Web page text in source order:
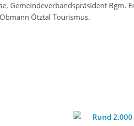
Gemeindeverbandspräsident Bgm.
Ötztal Tourismus.